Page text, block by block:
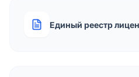
Единый реестр